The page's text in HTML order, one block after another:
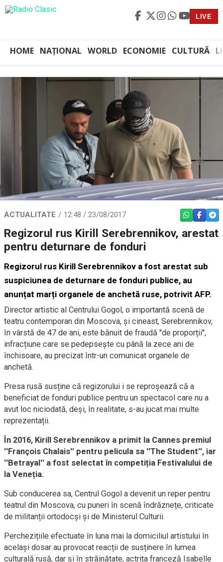
LIVE
HOME NAȚIONAL WORLD ECONOMIE CULTURĂ
ACTUALITATE 12:48 / 23/08/2017 WHATSAPP
Regizorul rus Kirill Serebrennikov, arestat
pentru deturnare de fonduri
Regizorul rus Kirill Serebrennikov a fost arestat sub
suspiciunea de deturnare de fonduri publice, au
anunțat marți organele de anchetă ruse, potrivit AFP.
Director artistic al Centrului Gogol, o importantă scenă de
teatru contemporan din Moscova, și cineast, Serebrennikov,
în vârstă de 47 de ani, este bănuit de fraudă ''de proporții'',
infracțiune care se pedepsește cu până la zece ani de
închisoare, au precizat într-un comunicat organele de
anchetă.
Presa rusă susține că regizorului i se reproșează că a
beneficiat de fonduri publice pentru un spectacol care nu a
avut loc niciodată, deși, în realitate, s-au jucat mai multe
reprezentații.
În 2016, Kirill Serebrennikov a primit la Cannes premiul
''François Chalais'' pentru pelicula sa ''The Student'', iar
''Betrayal'' a fost selectat în competiția Festivalului de
la Veneția.
Sub conducerea sa, Centrul Gogol a devenit un reper pentru
teatrul din Moscova, cu puneri în scenă îndrăznețe, criticate
de militanții ortodocși și de Ministerul Culturii.
Perchezițiile efectuate în luna mai la domiciliul artistului în
același dosar au provocat reacții de susținere în lumea
culturală rusă, dar și în străinătate, actrița franceză Isabelle